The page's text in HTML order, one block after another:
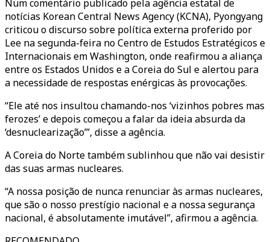
Num comentário publicado pela agência estatal de
notícias Korean Central News Agency (KCNA), Pyongyang
criticou o discurso sobre política externa proferido por
Lee na segunda-feira no Centro de Estudos Estratégicos e
Internacionais em Washington, onde reafirmou a aliança
entre os Estados Unidos e a Coreia do Sul e alertou para
a necessidade de respostas enérgicas às provocações.
“Ele até nos insultou chamando-nos ‘vizinhos pobres mas
ferozes’ e depois começou a falar da ideia absurda da
‘desnuclearização’”, disse a agência.
A Coreia do Norte também sublinhou que não vai desistir
das suas armas nucleares.
“A nossa posição de nunca renunciar às armas nucleares,
que são o nosso prestígio nacional e a nossa segurança
nacional, é absolutamente imutável”, afirmou a agência.